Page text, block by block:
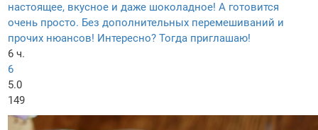
настоящее, вкусное и даже шоколадное! А готовится
очень просто. Без дополнительных перемешиваний и
прочих нюансов! Интересно? Тогда приглашаю!
6 ч.
6
5.0
149